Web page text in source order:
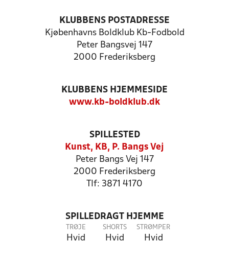
KLUBBENS POSTADRESSE
Kjøbenhavns Boldklub Kb-Fodbold
Peter Bangsvej 147
2000 Frederiksberg
KLUBBENS HJEMMESIDE
www.kb-boldklub.dk
SPILLESTED
Kunst, KB, P. Bangs Vej
Peter Bangs Vej 147
2000 Frederiksberg
Tlf: 3871 4170
SPILLEDRAGT HJEMME
TRØJE
Hvid
SHORTS
Hvid
STRØMPER
Hvid